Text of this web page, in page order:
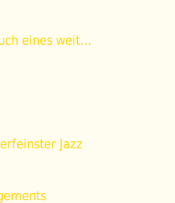
eines weit…
Jazz